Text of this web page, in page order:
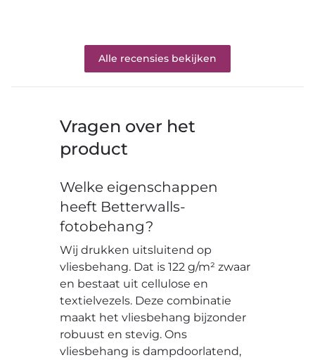
Alle recensies bekijken
Vragen over het
product
Welke eigenschappen
heeft Betterwalls-
fotobehang?
Wij drukken uitsluitend op
vliesbehang. Dat is 122 g/m² zwaar
en bestaat uit cellulose en
textielvezels. Deze combinatie
maakt het vliesbehang bijzonder
robuust en stevig. Ons
vliesbehang is dampdoorlatend,